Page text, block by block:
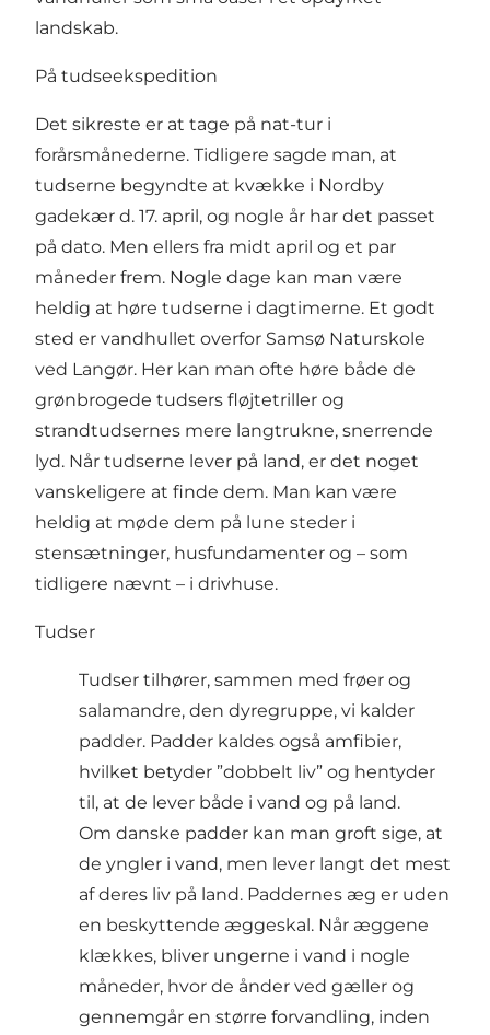
landskab.
På tudseekspedition
Det sikreste er at tage på nat-tur i
forårsmånederne. Tidligere sagde man, at
tudserne begyndte at kvække i Nordby
gadekær d. 17. april, og nogle år har det passet
på dato. Men ellers fra midt april og et par
måneder frem. Nogle dage kan man være
heldig at høre tudserne i dagtimerne. Et godt
sted er vandhullet overfor Samsø Naturskole
ved Langør. Her kan man ofte høre både de
grønbrogede tudsers fløjtetriller og
strandtudsernes mere langtrukne, snerrende
lyd. Når tudserne lever på land, er det noget
vanskeligere at finde dem. Man kan være
heldig at møde dem på lune steder i
stensætninger, husfundamenter og – som
tidligere nævnt – i drivhuse.
Tudser
Tudser tilhører, sammen med frøer og
salamandre, den dyregruppe, vi kalder
padder. Padder kaldes også amfibier,
hvilket betyder ”dobbelt liv” og hentyder
til, at de lever både i vand og på land.
Om danske padder kan man groft sige, at
de yngler i vand, men lever langt det mest
af deres liv på land. Paddernes æg er uden
en beskyttende æggeskal. Når æggene
klækkes, bliver ungerne i vand i nogle
måneder, hvor de ånder ved gæller og
gennemgår en større forvandling, inden